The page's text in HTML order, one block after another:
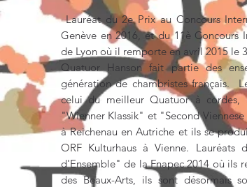
Lauréat du 2e Prix au Concours
Genève en 2016, et du 11è
de Lyon où il remporte en avril 2015 le
Quatuor Hanson fait partie des
génération de chambristes français.
celui du meilleur Quatuor à cordes,
"Wienner Klassik" et "Second
à Reichenau en Autriche et ils se
ORF Kulturhaus à Vienne. Lauréats
d'Ensemble" de la Fnapec 2014 où ils
des Beaux-Arts, ils sont désormais